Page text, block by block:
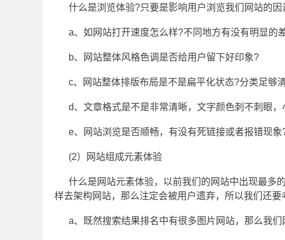
什么是浏览体验?只要是影响用户浏览我们网站的
a、如网站打开速度怎么样?不同地方有没有明显的
b、网站整体风格色调是否给用户留下好印象?
c、网站整体排版布局是不是扁平化状态?分类足够
d、文章格式是不是非常清晰，文字颜色刺不刺眼
e、网站浏览是否顺畅，有没有死链接或者报错现象
(2）网站组成元素体验
什么是网站元素体验，以前我们的网站中出现最多
样去架构网站，那么注定会被用户遗弃，所以我们还要
a、既然搜索结果排名中有很多图片网站，那么我